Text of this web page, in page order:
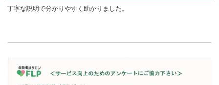
丁寧な説明で分かりやすく助かりました。